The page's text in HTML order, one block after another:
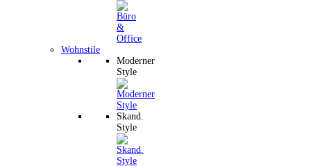
Wohnstile
Moderner
Style
Skand.
Style